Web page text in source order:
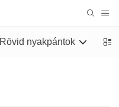
Rövid nyakpántok